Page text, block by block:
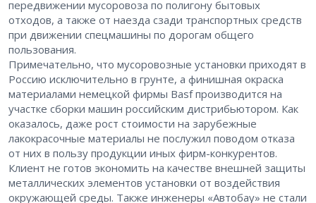
передвижении мусоровоза по полигону бытовых
отходов, а также от наезда сзади транспортных средств
при движении спецмашины по дорогам общего
пользования.
Примечательно, что мусоровозные установки приходят в
Россию исключительно в грунте, а финишная окраска
материалами немецкой фирмы Basf производится на
участке сборки машин российским дистрибьютором. Как
оказалось, даже рост стоимости на зарубежные
лакокрасочные материалы не послужил поводом отказа
от них в пользу продукции иных фирм-конкурентов.
Клиент не готов экономить на качестве внешней защиты
металлических элементов установки от воздействия
окружающей среды. Также инженеры «Автобау» не стали